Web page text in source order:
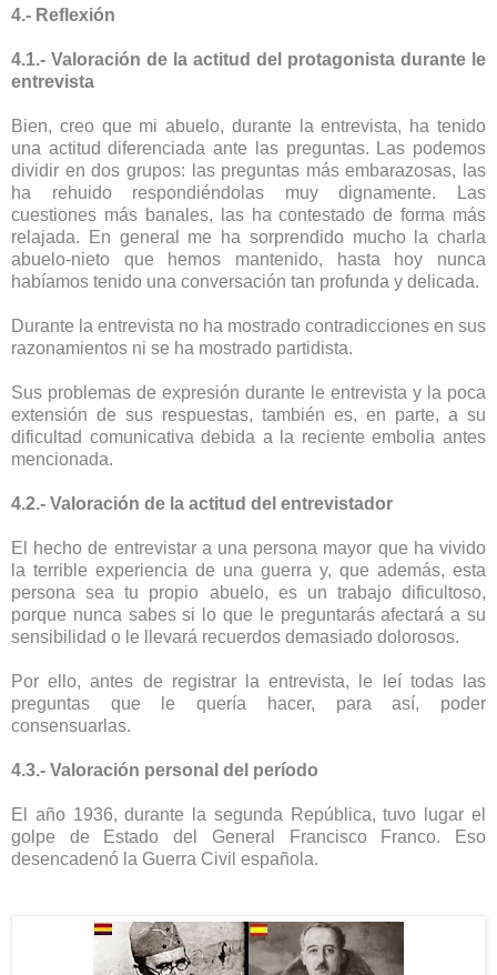
4.- Reflexión
4.1.- Valoración de la actitud del protagonista durante le
entrevista
Bien, creo que mi abuelo, durante la entrevista, ha tenido
una actitud diferenciada ante las preguntas. Las podemos
dividir en dos grupos: las preguntas más embarazosas, las
ha rehuido respondiéndolas muy dignamente. Las
cuestiones más banales, las ha contestado de forma más
relajada. En general me ha sorprendido mucho la charla
abuelo-nieto que hemos mantenido, hasta hoy nunca
habíamos tenido una conversación tan profunda y delicada.
Durante la entrevista no ha mostrado contradicciones en sus
razonamientos ni se ha mostrado partidista.
Sus problemas de expresión durante le entrevista y la poca
extensión de sus respuestas, también es, en parte, a su
dificultad comunicativa debida a la reciente embolia antes
mencionada.
4.2.- Valoración de la actitud del entrevistador
El hecho de entrevistar a una persona mayor que ha vivido
la terrible experiencia de una guerra y, que además, esta
persona sea tu propio abuelo, es un trabajo dificultoso,
porque nunca sabes si lo que le preguntarás afectará a su
sensibilidad o le llevará recuerdos demasiado dolorosos.
Por ello, antes de registrar la entrevista, le leí todas las
preguntas que le quería hacer, para así, poder
consensuarlas.
4.3.- Valoración personal del período
El año 1936, durante la segunda República, tuvo lugar el
golpe de Estado del General Francisco Franco. Eso
desencadenó la Guerra Civil española.